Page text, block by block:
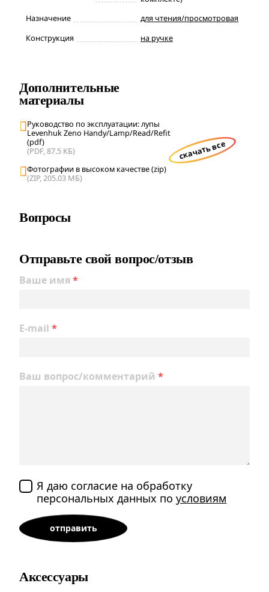
Назначение
для чтения/просмотровая
Конструкция
на ручке
Дополнительные
материалы
Руководство по эксплуатации: лупы
Levenhuk Zeno Handy/Lamp/Read/Refit
(pdf)
(PDF, 87.5 КБ)
Фотографии в высоком качестве (zip)
(ZIP, 205.03 МБ)
скачать все
Вопросы
Отправьте свой вопрос/отзыв
Ваше имя *
E-mail *
Ваш вопрос/комментарий *
Я даю согласие на обработку
персональных данных поусловиям
Аксессуары